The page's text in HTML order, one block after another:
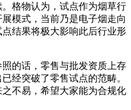
格物认为，试点作为烟草行
模式，当前乃是电子烟走向
结果将极大影响此后行业形
的话，零售与批发资质上存
经突破了零售试点的范畴。
不易，希望大家能为合规化